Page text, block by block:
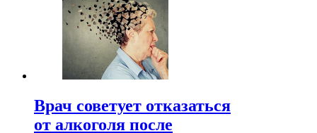
Врач советует отказаться
от алкоголя после